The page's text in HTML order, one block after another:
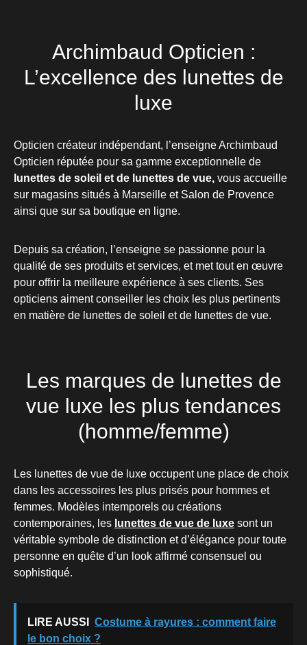
Archimbaud Opticien :
L’excellence des lunettes de
luxe
Opticien créateur indépendant, l’enseigne Archimbaud
Opticien réputée pour sa gamme exceptionnelle de
lunettes de soleil et de lunettes de vue, vous accueille
sur magasins situés à Marseille et Salon de Provence
ainsi que sur sa boutique en ligne.
Depuis sa création, l’enseigne se passionne pour la
qualité de ses produits et services, et met tout en œuvre
pour offrir la meilleure expérience à ses clients. Ses
opticiens aiment conseiller les choix les plus pertinents
en matière de lunettes de soleil et de lunettes de vue.
Les marques de lunettes de
vue luxe les plus tendances
(homme/femme)
Les lunettes de vue de luxe occupent une place de choix
dans les accessoires les plus prisés pour hommes et
femmes. Modèles intemporels ou créations
contemporaines, les lunettes de vue de luxe sont un
véritable symbole de distinction et d’élégance pour toute
personne en quête d’un look affirmé consensuel ou
sophistiqué.
LIRE AUSSI
Costume à rayures : comment faire
le bon choix ?